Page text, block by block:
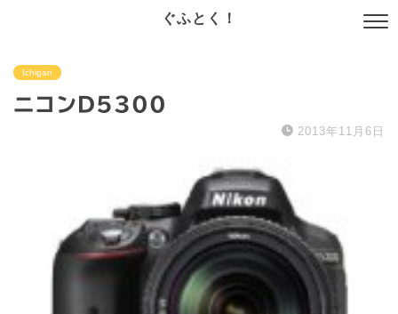
ぐふとく！
Ichigan
ニコンD5300
2013年11月6日